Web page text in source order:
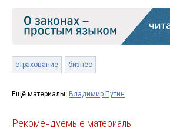
страхование бизнес
Ещё материалы: Владимир Путин
Рекомендуемые материалы